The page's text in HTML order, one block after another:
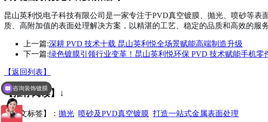
昆山英利悦电子科技有限公司是一家专注于PVD真空镀膜、抛光、喷砂等
质、高附加值的表面处理解决方案，以精湛的工艺、稳定的品质和高效的服
上一篇:深耕 PVD 技术十载 昆山英利悦全场景赋能高端制造升级
下一篇:绿色镀膜引领行业变革！昆山英利悦环保 PVD 技术赋能手机零
【返回列表】
【推荐阅读】↓
【本文标签】： 抛光 喷砂及PVD真空镀膜 打造一站式金属表面处理
咨询真空镀膜
咨询装饰镀膜